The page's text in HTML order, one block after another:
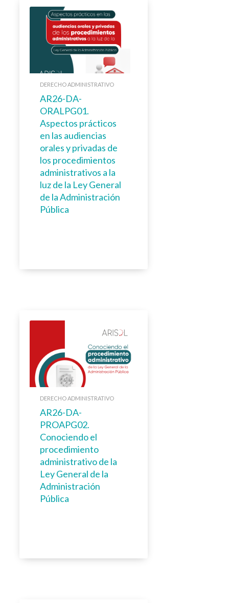
DERECHO ADMINISTRATIVO
AR26-DA-
ORALPG01.
Aspectos prácticos
en las audiencias
orales y privadas de
los procedimientos
administrativos a la
luz de la Ley General
de la Administración
Pública
DERECHO ADMINISTRATIVO
AR26-DA-
PROAPG02.
Conociendo el
procedimiento
administrativo de la
Ley General de la
Administración
Pública